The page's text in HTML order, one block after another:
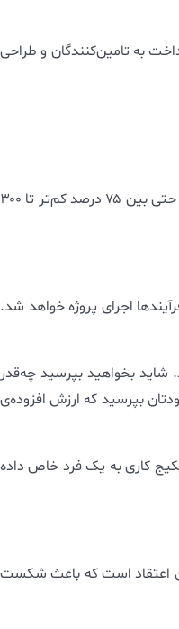
به تامین‌کنندگان و طراحی
عدم اطمینان درمورد پیش‌بینی‌ها را به ذی‌نفعان پروژه اعلام کنید. همه تجربه‌ی شما را درمورد پروژه‌ها ندارند. به آن‌ها خاطر نشان کنید که تخمین‌های اولیه (قبل از شروع اجرا) می‌توانند حتی بین ۷۵ درصد کم‌تر تا ۳۰۰
اجرای پروژه خواهد شد.
بخواهید بپرسید چه‌قدر
بپرسید که ارزش افزوده‌ی
کاری به یک فرد خاص داده
اعتقاد است که باعث شکست